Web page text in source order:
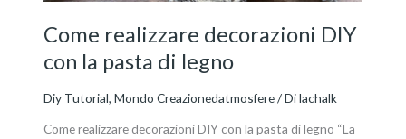
Come realizzare decorazioni DIY
con la pasta di legno
Diy Tutorial,Mondo Creazionedatmosfere/ Dilachalk
Come realizzare decorazioni DIY con la pasta di legno “La